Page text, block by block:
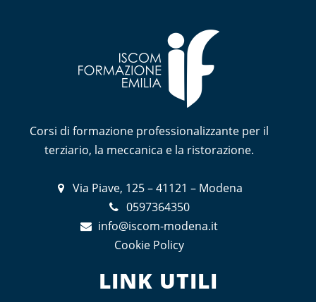
Corsi di formazione professionalizzante per il
terziario, la meccanica e la ristorazione.
Via Piave, 125 – 41121 – Modena
0597364350
info@iscom-modena.it
Cookie Policy
LINK UTILI